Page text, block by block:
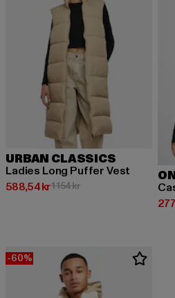
URBAN CLASSICS
Ladies Long Puffer Vest
588,54 kr
Nuvarande pris: 588,54 kr
1 154 krKampanjpris: 1 154 kr
-60%